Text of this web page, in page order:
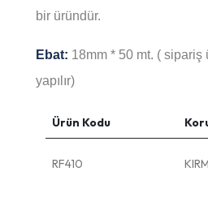
bir üründür.
Ebat: 18mm * 50 mt. (
yapılır)
Ürün Kodu
RF410